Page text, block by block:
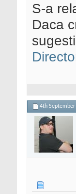
S-a
Daca
4th September